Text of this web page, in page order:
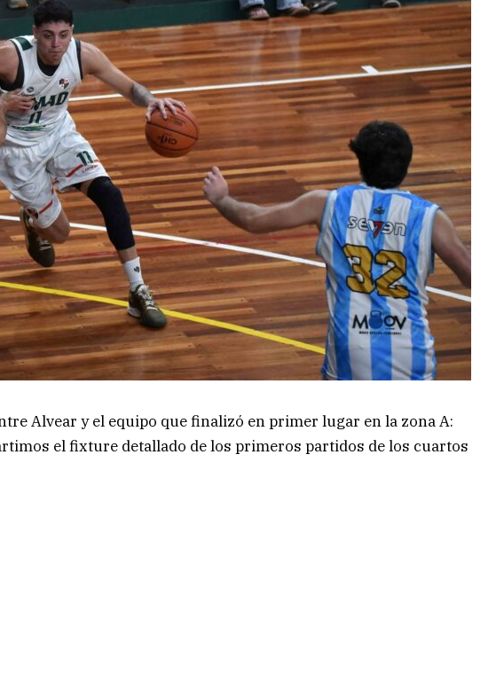
Alvear y el equipo que finalizó en primer lugar en la zona A:
el fixture detallado de los primeros partidos de los cuartos